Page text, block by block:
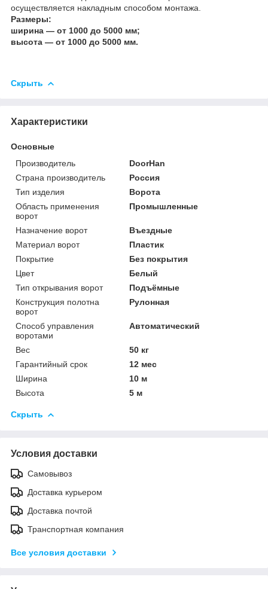
осуществляется накладным способом монтажа.
Размеры:
ширина — от 1000 до 5000 мм;
высота — от 1000 до 5000 мм.
Скрыть
Характеристики
Основные
Производитель
DoorHan
Страна производитель
Россия
Тип изделия
Ворота
Область применения
ворот
Промышленные
Назначение ворот
Въездные
Материал ворот
Пластик
Покрытие
Без покрытия
Цвет
Белый
Тип открывания ворот
Подъёмные
Конструкция полотна
ворот
Рулонная
Способ управления
воротами
Автоматический
Вес
50 кг
Гарантийный срок
12 мес
Ширина
10 м
Высота
5 м
Скрыть
Условия доставки
Самовывоз
Доставка курьером
Доставка почтой
Транспортная компания
Все условия доставки